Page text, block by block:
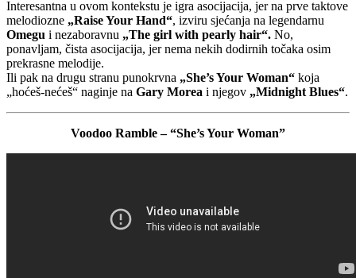
Interesantna u ovom kontekstu je igra asocijacija, jer na prve taktove
melodiozne „Raise Your Hand“, izviru sjećanja na legendarnu
Omegu i nezaboravnu „The girl with pearly hair“. No,
ponavljam, čista asocijacija, jer nema nekih dodirnih točaka osim
prekrasne melodije.
Ili pak na drugu stranu punokrvna „She’s Your Woman“ koja
„hoćeš-nećeš“ naginje na Gary Morea i njegov „Midnight Blues“.
Voodoo Ramble – “She’s Your Woman”